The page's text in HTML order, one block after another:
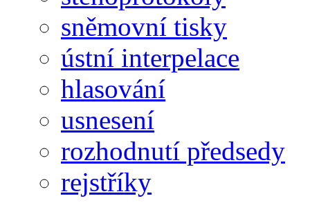
sněmovní tisky
ústní interpelace
hlasování
usnesení
rozhodnutí předsedy
rejstříky